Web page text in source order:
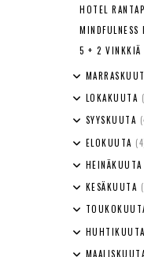
HOTEL
MINDFULNESS
5 + 2 VINKKIÄ
LOKAKUUTA
SYYSKUUTA
ELOKUUTA
HEINÄKUUTA
KESÄKUUTA
HUHTIKUUTA